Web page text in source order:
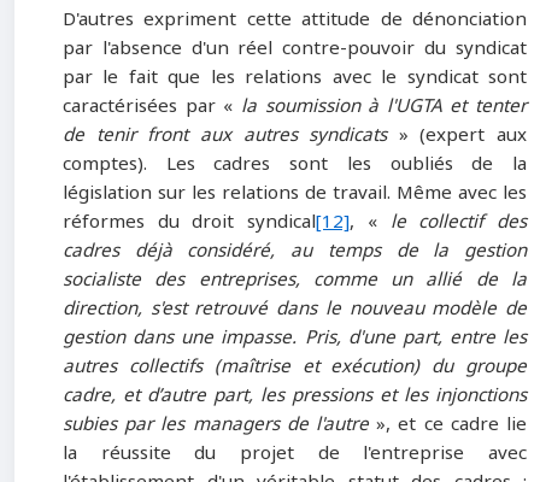
D'autres expriment cette attitude de dénonciation
par l'absence d'un réel contre-pouvoir du syndicat
par le fait que les relations avec le syndicat sont
caractérisées par « la soumission à l'UGTA et tenter
de tenir front aux autres syndicats » (expert aux
comptes). Les cadres sont les oubliés de la
législation sur les relations de travail. Même avec les
réformes du droit syndical[12], « le collectif des
cadres déjà considéré, au temps de la gestion
socialiste des entreprises, comme un allié de la
direction, s'est retrouvé dans le nouveau modèle de
gestion dans une impasse. Pris, d'une part, entre les
autres collectifs (maîtrise et exécution) du groupe
cadre, et d’autre part, les pressions et les injonctions
subies par les managers de l'autre », et ce cadre lie
la réussite du projet de l'entreprise avec